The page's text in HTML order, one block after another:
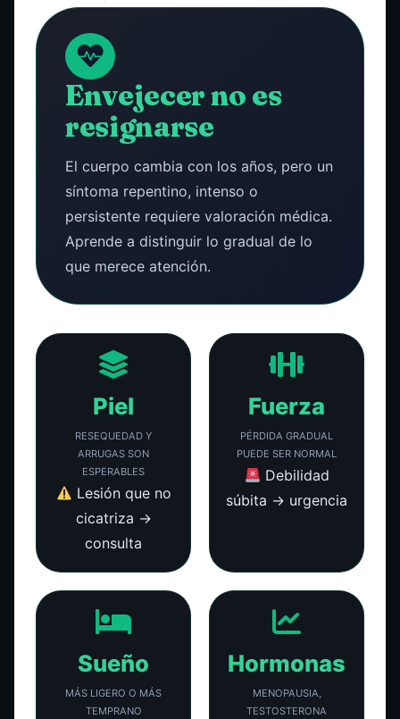
Envejecer no es
resignarse
El cuerpo cambia con los años, pero un
síntoma repentino, intenso o
persistente requiere valoración médica.
Aprende a distinguir lo gradual de lo
que merece atención.
Piel
RESEQUEDAD Y
ARRUGAS SON
ESPERABLES
Lesión que no
cicatriza →
consulta
Fuerza
PÉRDIDA GRADUAL
PUEDE SER NORMAL
Debilidad
súbita → urgencia
Sueño
MÁS LIGERO O MÁS
TEMPRANO
Hormonas
MENOPAUSIA,
TESTOSTERONA